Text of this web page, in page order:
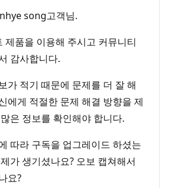
song고객님.
제품을 이용해 주시고 커뮤니티
감사합니다.
가 적기 때문에 문제를 더 잘 해
에게 적절한 문제 해결 방향을 제
은 정보를 확인해야 합니다.
따라 구독을 업그레이드 하셨는
가 생기셨나요? 오보 캡쳐해서
요?